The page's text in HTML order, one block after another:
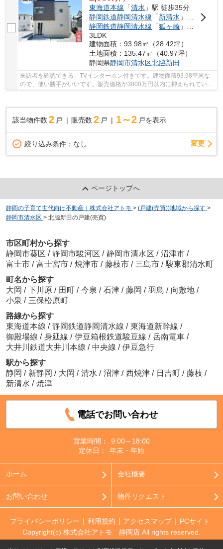
東海道本線 「清水 」駅 徒歩35分
静岡鉄道静岡清水線 「新清水 」駅 徒歩38分
静岡鉄道静岡清水線 「狐ヶ崎 」駅 徒歩28分
3LDK
建物面積：93.98㎡（28.42坪）
土地面積：135.47㎡（40.97坪）
静岡県静岡市清水区北脇新田
来訪者を確認できる、TVインターホン付きです。建物面積93.98平米な
ので、使い勝手がいいです。販売価格が3000万円以内に抑えられていま
該当物件数 2 戸 販売数 2 戸 1～2 戸を表示
絞り込み条件： なし 変更
ページトップへ
静岡の子育て世代向け不動産｜株式会社アトモ > (戸建(売買))地域から探す >
静岡市清水区 > 北脇新田の戸建(売買)
市区町村から探す
静岡市葵区 / 静岡市駿河区 / 静岡市清水区 / 沼津市 /
富士市 / 富士宮市 / 焼津市 / 藤枝市 / 三島市 / 駿東郡清水町
町名から探す
大岡 / 下川原 / 田町 / 今泉 / 石津 / 藤岡 / 羽鳥 / 向敷地 /
小泉 / 三保松原町
路線から探す
東海道本線 / 静岡鉄道静岡清水線 / 東海道新幹線 /
御殿場線 / 身延線 / 伊豆箱根鉄道駿豆線 / 岳南電車 /
大井川鉄道大井川本線 / 中央線 / 伊豆急行
駅から探す
静岡 / 新静岡 / 大岡 / 清水 / 沼津 / 西焼津 / 日吉町 / 藤枝 /
新清水 / 焼津
電話でお問い合わせ
営業時間：
9:00～18:00
定休日：
年末・年始
ホーム 会社概要
お問い合わせ 物件リクエスト
プライバシーポリシー 利用規約 アクセスマップ
PCサイト
Copyright(c) 株式会社アトモ 静岡店 All rights reserved.